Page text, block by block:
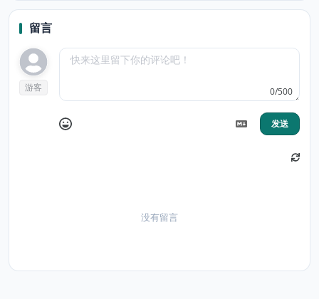
留言
游客 0/500
发送
没有留言